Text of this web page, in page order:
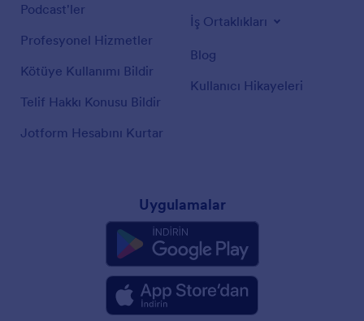
Podcast'ler
Profesyonel Hizmetler
Kötüye Kullanımı Bildir
Telif Hakkı Konusu Bildir
Jotform Hesabını Kurtar
İş Ortaklıkları
Blog
Kullanıcı Hikayeleri
Uygulamalar